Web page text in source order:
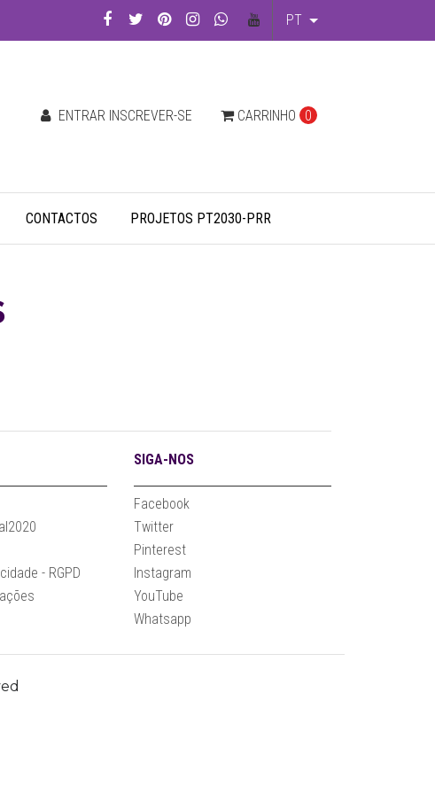
PT
CARRINHO 0
ENTRAR INSCREVER-SE
CONTACTOS PROJETOS PT2030-PRR
- RGPD
SIGA-NOS
Facebook
Twitter
Pinterest
Instagram
YouTube
Whatsapp